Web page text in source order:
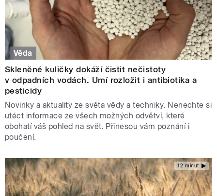
Věda
Skleněné kuličky dokáží čistit nečistoty
v odpadních vodách. Umí rozložit i antibiotika a
pesticidy
Novinky a aktuality ze světa vědy a techniky. Nenechte si
utéct informace ze všech možných odvětví, které
obohatí váš pohled na svět. Přinesou vám poznání i
poučení.
12 minut